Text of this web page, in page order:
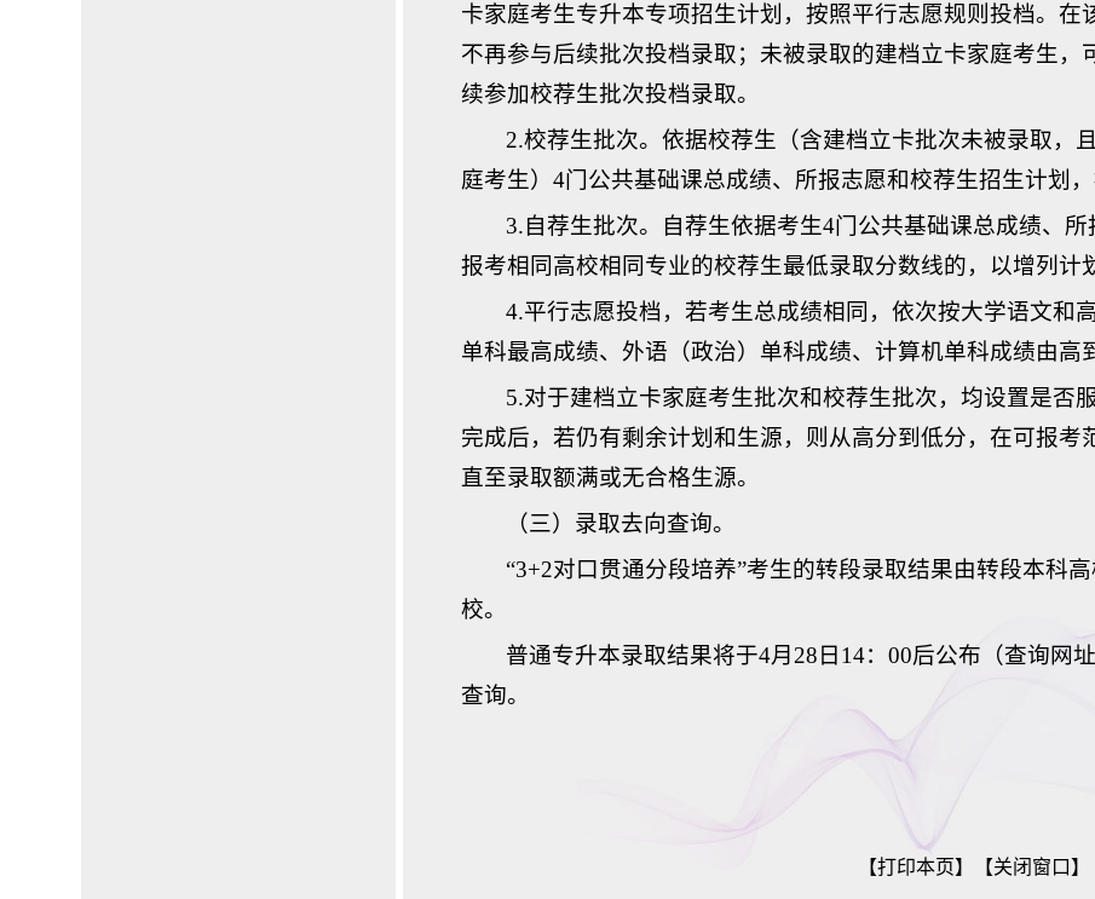
卡家庭考生专升本专项招生计划，按照平行志愿规则投档。在
不再参与后续批次投档录取；未被录取的建档立卡家庭考生
续参加校荐生批次投档录取。
2.校荐生批次。依据校荐生（含建档立卡批次未被录取，
庭考生）4门公共基础课总成绩、所报志愿和校荐生招生计划，
3.自荐生批次。自荐生依据考生4门公共基础课总成绩、
报考相同高校相同专业的校荐生最低录取分数线的，以增列计
4.平行志愿投档，若考生总成绩相同，依次按大学语文和
单科最高成绩、外语（政治）单科成绩、计算机单科成绩由高
5.对于建档立卡家庭考生批次和校荐生批次，均设置是否
完成后，若仍有剩余计划和生源，则从高分到低分，在可报考
直至录取额满或无合格生源。
（三）录取去向查询。
“3+2对口贯通分段培养”考生的转段录取结果由转段本科
校。
普通专升本录取结果将于4月28日14：00后公布（查询网
查询。
【打印本页】 【关闭窗口】